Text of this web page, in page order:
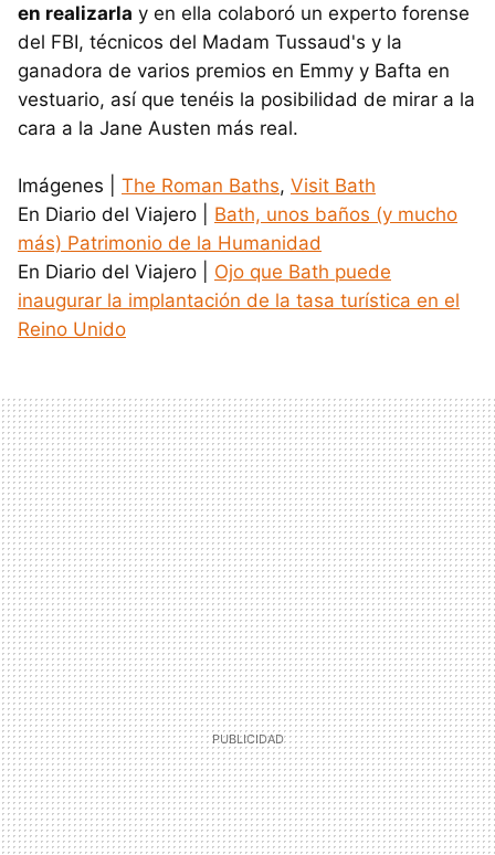
en realizarla y en ella colaboró un experto forense
del FBI, técnicos del Madam Tussaud's y la
ganadora de varios premios en Emmy y Bafta en
vestuario, así que tenéis la posibilidad de mirar a la
cara a la Jane Austen más real.
Imágenes | The Roman Baths, Visit Bath
En Diario del Viajero | Bath, unos baños (y mucho
más) Patrimonio de la Humanidad
En Diario del Viajero | Ojo que Bath puede
inaugurar la implantación de la tasa turística en el
Reino Unido